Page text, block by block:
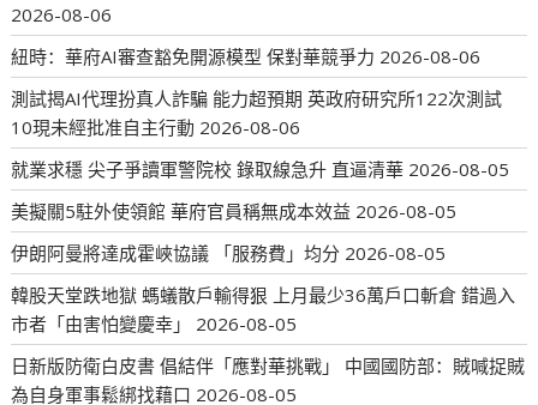
2026-08-06
紐時：華府AI審查豁免開源模型 保對華競爭力 2026-08-06
測試揭AI代理扮真人詐騙 能力超預期 英政府研究所122次測試
10現未經批准自主行動 2026-08-06
就業求穩 尖子爭讀軍警院校 錄取線急升 直逼清華 2026-08-05
美擬關5駐外使領館 華府官員稱無成本效益 2026-08-05
伊朗阿曼將達成霍峽協議 「服務費」均分 2026-08-05
韓股天堂跌地獄 螞蟻散戶輸得狠 上月最少36萬戶口斬倉 錯過入
市者「由害怕變慶幸」
2026-08-05
日新版防衛白皮書 倡結伴「應對華挑戰」 中國國防部：賊喊捉賊
為自身軍事鬆綁找藉口 2026-08-05